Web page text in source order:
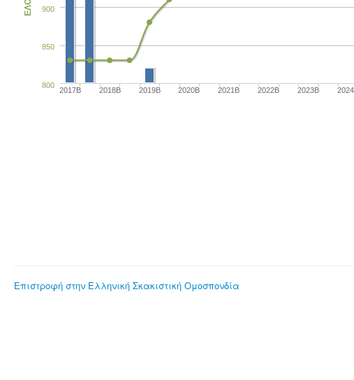
2017B 2018B 2019B 2020B 2021B 2022B 2023B
800
850
900
ΕΛΟ
Επιστροφή στην Ελληνική Σκακιστική Ομοσπονδία